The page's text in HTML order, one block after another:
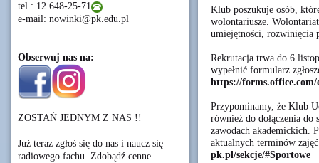
tel.: 12 648-25-71
e-mail: nowinki@pk.edu.pl
Obserwuj nas na:
ZOSTAŃ JEDNYM Z NAS !!
Już teraz zgłoś się do nas i naucz się
radiowego fachu. Zdobądź cenne
Klub poszukuje osób,
wolontariusze.
umiejętności, rozwinięcia
Rekrutacja trwa do 6
wypełnić formularz
https://
Przypominamy, że Klub
również do dołączenia do
zawodach akademickich.
aktualnych terminów
pk.pl/sekcje/#Sportowe